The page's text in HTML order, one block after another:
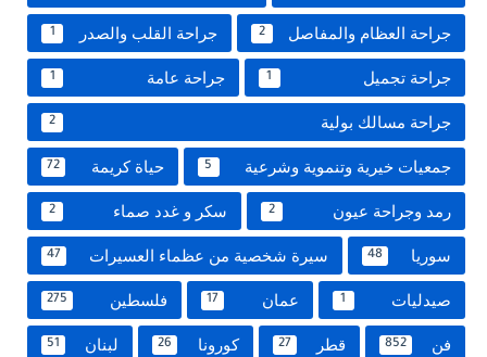
جراحة العظام والمفاصل 2 جراحة القلب والصدر 1
جراحة تجميل 1 جراحة عامة 1
جراحة مسالك بولية 2
جمعيات خيرية وتنموية وشرعية 5 حياة كريمة 72
رمد وجراحة عيون 2 سكر و غدد صماء 2
سوريا 48 سيرة شخصية من عظماء العسيرات 47
صيدليات 1 عمان 17 فلسطين 275
فن 852 قطر 27 كورونا 26 لبنان 51